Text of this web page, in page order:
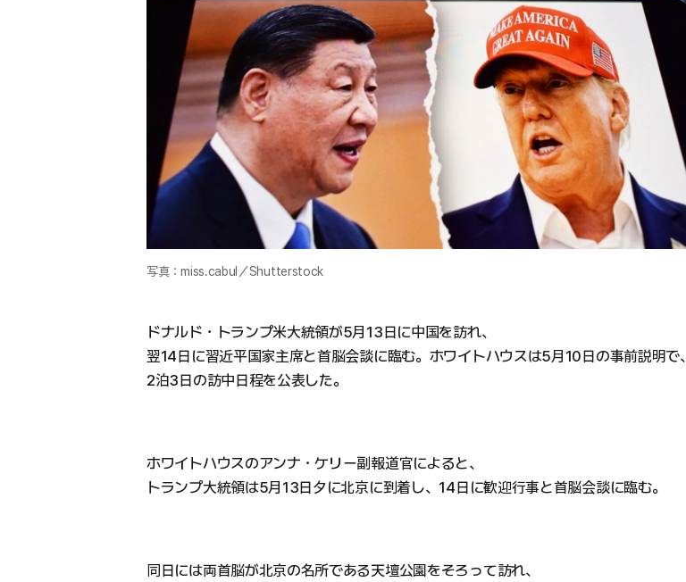
写真：miss.cabul／Shutterstock
ドナルド・トランプ米大統領が5月13日に中国を訪れ、
翌14日に習近平国家主席と首脳会談に臨む。ホワイトハウスは5月10日の事前説明で、
2泊3日の訪中日程を公表した。
ホワイトハウスのアンナ・ケリー副報道官によると、
トランプ大統領は5月13日夕に北京に到着し、14日に歓迎行事と首脳会談に臨む。
同日には両首脳が北京の名所である天壇公園をそろって訪れ、